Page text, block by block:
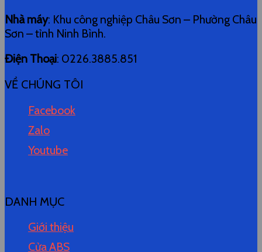
Nhà máy: Khu công nghiệp Châu Sơn – Phường Châu
Sơn – tỉnh Ninh Bình.
Điện Thoại: 0226.3885.851
VỀ CHÚNG TÔI
Facebook
Zalo
Youtube
DANH MỤC
Giới thiệu
Cửa ABS